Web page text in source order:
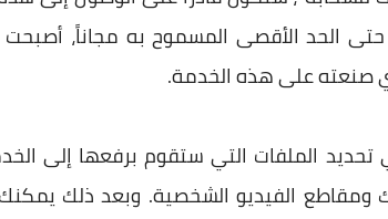
الحد الأقصى المسموح به مجاناً،
صنعته على هذه الخدمة.
الملفات التي ستقوم برفعها إلى
الفيديو الشخصية. وبعد ذلك يمكنك